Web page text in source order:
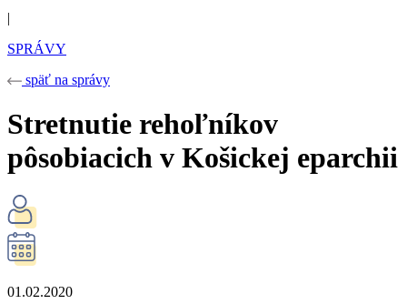
|
SPRÁVY
späť na správy
Stretnutie rehoľníkov
pôsobiacich v Košickej eparchii
01.02.2020